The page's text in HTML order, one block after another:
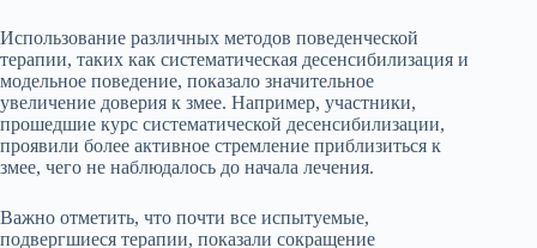
Использование различных методов поведенческой
терапии, таких как систематическая десенсибилизация и
модельное поведение, показало значительное
увеличение доверия к змее. Например, участники,
прошедшие курс систематической десенсибилизации,
проявили более активное стремление приблизиться к
змее, чего не наблюдалось до начала лечения.
Важно отметить, что почти все испытуемые,
подвергшиеся терапии, показали сокращение